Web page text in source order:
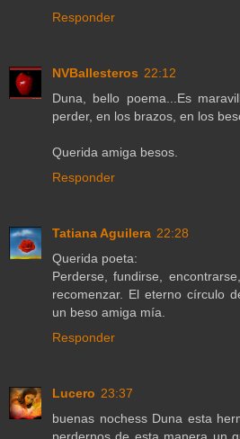
Responder
NVBallesteros 22:12
Duna, bello poema...Es
perder, en los brazos, en los
Querida amiga besos.
Responder
Tatiana Aguilera 22:28
Querida poeta:
Perderse, fundirse,
recomenzar. El eterno círculo
un beso amiga mía.
Responder
Lucero 23:37
buenas nochess Duna esta